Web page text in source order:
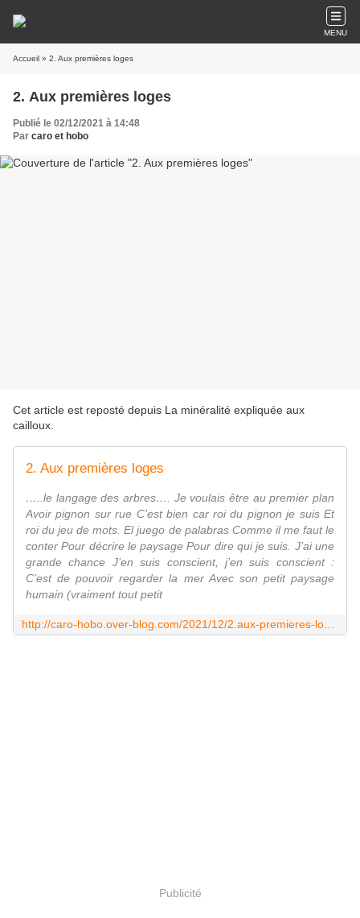
MENU
Accueil » 2. Aux premières loges
2. Aux premières loges
Publié le 02/12/2021 à 14:48
Par caro et hobo
Cet article est reposté depuis La minéralité expliquée aux
cailloux
2. Aux premières loges
…..le langage des arbres…. Je voulais être au premier plan
Avoir pignon sur rue C’est bien car roi du pignon je suis Et
roi du jeu de mots. El juego de palabras Comme il me faut le
conter Pour décrire le paysage Pour dire qui je suis. J’ai une
grande chance J’en suis conscient, j’en suis conscient :
C’est de pouvoir regarder la mer Avec son petit paysage
humain (vraiment tout petit
Publicité